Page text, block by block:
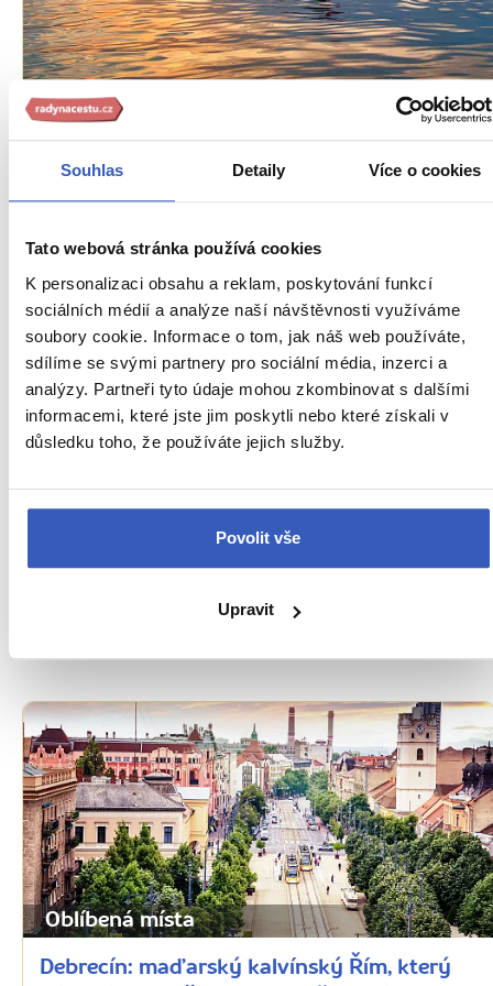
Souhlas Detaily Více o cookies
Tato webová stránka používá cookies
K personalizaci obsahu a reklam, poskytování funkcí
sociálních médií a analýze naší návštěvnosti využíváme
soubory cookie. Informace o tom, jak náš web používáte,
sdílíme se svými partnery pro sociální média, inzerci a
analýzy. Partneři tyto údaje mohou zkombinovat s dalšími
informacemi, které jste jim poskytli nebo které získali v
důsledku toho, že používáte jejich služby.
Povolit vše
Upravit
Oblíbená místa
Balaton: maďarské moře na retro vlně i s
novým elánem
Budapešť: kráska na Dunaji
Oblíbená místa
Debrecín: maďarský kalvínský Řím, který